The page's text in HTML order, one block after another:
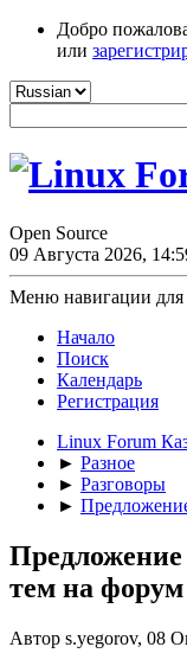
Добро
или
Open Source
09 Августа 2026,
Меню навигации
Начало
Поиск
Календарь
Регистрация
Linux Forum
► Разное
► Разговоры
►
тем на форум
Автор s.yegorov, 08